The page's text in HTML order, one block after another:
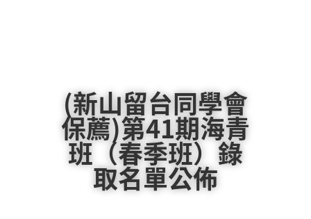
(新山留台同學會
保薦)第41期海青
班（春季班）錄
取名單公佈